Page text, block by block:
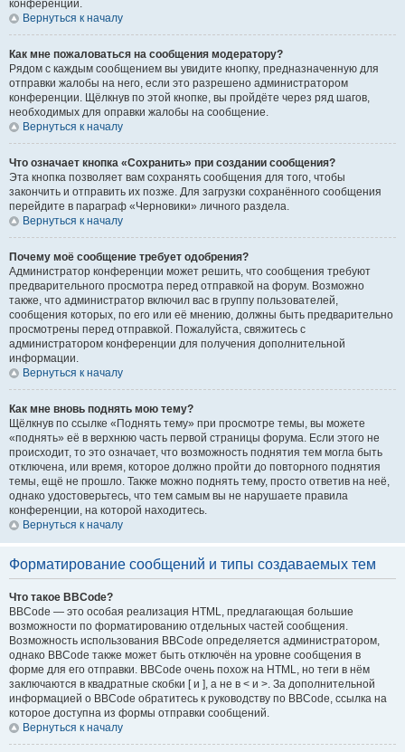
конференции.
Вернуться к началу
Как мне пожаловаться на сообщения модератору?
Рядом с каждым сообщением вы увидите кнопку, предназначенную для
отправки жалобы на него, если это разрешено администратором
конференции. Щёлкнув по этой кнопке, вы пройдёте через ряд шагов,
необходимых для оправки жалобы на сообщение.
Вернуться к началу
Что означает кнопка «Сохранить» при создании сообщения?
Эта кнопка позволяет вам сохранять сообщения для того, чтобы
закончить и отправить их позже. Для загрузки сохранённого сообщения
перейдите в параграф «Черновики» личного раздела.
Вернуться к началу
Почему моё сообщение требует одобрения?
Администратор конференции может решить, что сообщения требуют
предварительного просмотра перед отправкой на форум. Возможно
также, что администратор включил вас в группу пользователей,
сообщения которых, по его или её мнению, должны быть предварительно
просмотрены перед отправкой. Пожалуйста, свяжитесь с
администратором конференции для получения дополнительной
информации.
Вернуться к началу
Как мне вновь поднять мою тему?
Щёлкнув по ссылке «Поднять тему» при просмотре темы, вы можете
«поднять» её в верхнюю часть первой страницы форума. Если этого не
происходит, то это означает, что возможность поднятия тем могла быть
отключена, или время, которое должно пройти до повторного поднятия
темы, ещё не прошло. Также можно поднять тему, просто ответив на неё,
однако удостоверьтесь, что тем самым вы не нарушаете правила
конференции, на которой находитесь.
Вернуться к началу
Форматирование сообщений и типы создаваемых тем
Что такое BBCode?
BBCode — это особая реализация HTML, предлагающая большие
возможности по форматированию отдельных частей сообщения.
Возможность использования BBCode определяется администратором,
однако BBCode также может быть отключён на уровне сообщения в
форме для его отправки. BBCode очень похож на HTML, но теги в нём
заключаются в квадратные скобки [ и ], а не в < и >. За дополнительной
информацией о BBCode обратитесь к руководству по BBCode, ссылка на
которое доступна из формы отправки сообщений.
Вернуться к началу